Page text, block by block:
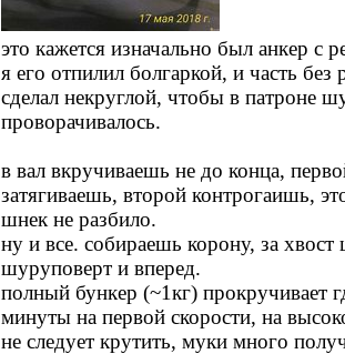
это кажется изначально был анкер с
я его отпилил болгаркой, и часть без
сделал некруглой, чтобы в патроне
проворачивалось.
в вал вкручиваешь не до конца,
затягиваешь, второй контрогаишь,
шнек не разбило.
ну и все. собираешь корону, за хвост
шуруповерт и вперед.
полный бункер (~1кг) прокручивает
минуты на первой скорости, на
не следует крутить, муки много